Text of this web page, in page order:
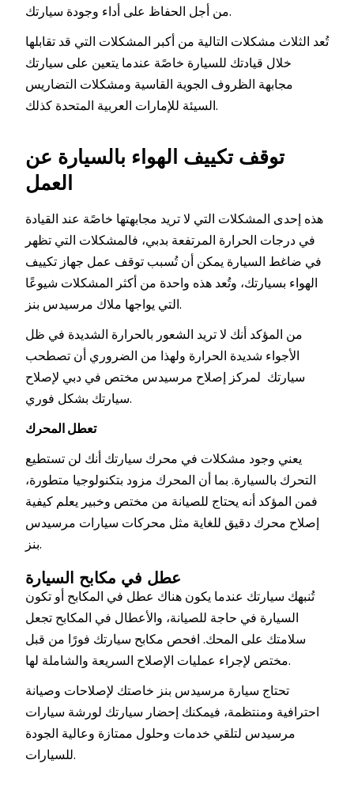
من أجل الحفاظ على أداء وجودة سيارتك.
تُعد الثلاث مشكلات التالية من أكبر المشكلات التي قد تقابلها
خلال قيادتك للسيارة خاصًة عندما يتعين على سيارتك
مجابهة الظروف الجوية القاسية ومشكلات التضاريس
السيئة للإمارات العربية المتحدة كذلك.
توقف تكييف الهواء بالسيارة عن
العمل
هذه إحدى المشكلات التي لا تريد مجابهتها خاصًة عند القيادة
في درجات الحرارة المرتفعة بدبي، فالمشكلات التي تظهر
في ضاغط السيارة يمكن أن تُسبب توقف عمل جهاز تكييف
الهواء بسيارتك، وتُعد هذه واحدة من أكثر المشكلات شيوعًا
التي يواجها ملاك مرسيدس بنز.
من المؤكد أنك لا تريد الشعور بالحرارة الشديدة في ظل
الأجواء شديدة الحرارة ولهذا من الضروري أن تصطحب
سيارتك لمركز إصلاح مرسيدس مختص في دبي لإصلاح
سيارتك بشكل فوري.
تعطل المحرك
يعني وجود مشكلات في محرك سيارتك أنك لن تستطيع
التحرك بالسيارة. بما أن المحرك مزود بتكنولوجيا متطورة،
فمن المؤكد أنه يحتاج للصيانة من مختص وخبير يعلم كيفية
إصلاح محرك دقيق للغاية مثل محركات سيارات مرسيدس
بنز.
عطل في مكابح السيارة
تُنبهك سيارتك عندما يكون هناك عطل في المكابح أو تكون
السيارة في حاجة للصيانة، والأعطال في المكابح تجعل
سلامتك على المحك. افحص مكابح سيارتك فورًا من قبل
مختص لإجراء عمليات الإصلاح السريعة والشاملة لها.
تحتاج سيارة مرسيدس بنز خاصتك لإصلاحات وصيانة
احترافية ومنتظمة، فيمكنك إحضار سيارتك لورشة سيارات
مرسيدس لتلقي خدمات وحلول ممتازة وعالية الجودة
للسيارات.